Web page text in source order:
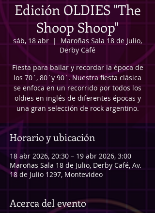
Edición OLDIES "The
Shoop Shoop"
sáb, 18 abr
  |
Maroñas Sala 18 de Julio,
Derby Café
Fiesta para bailar y recordar la época de
los 70´, 80´y 90´. Nuestra fiesta clásica
se enfoca en un recorrido por todos los
oldies en inglés de diferentes épocas y
una gran selección de rock argentino.
Horario y ubicación
18 abr 2026, 20:30 – 19 abr 2026, 3:00
Maroñas Sala 18 de Julio, Derby Café, Av.
18 de Julio 1297, Montevideo
Acerca del evento